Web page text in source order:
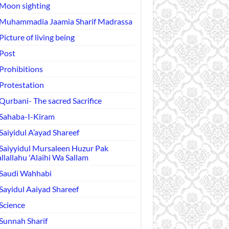
sighting
Jaamia Sharif Madrassa
of living being
The sacred Sacrifice
I-Kiram
A’ayad Shareef
Mursaleen Huzur Pak
'Alaihi Wa Sallam
Wahhabi
Aaiyad Shareef
Sharif